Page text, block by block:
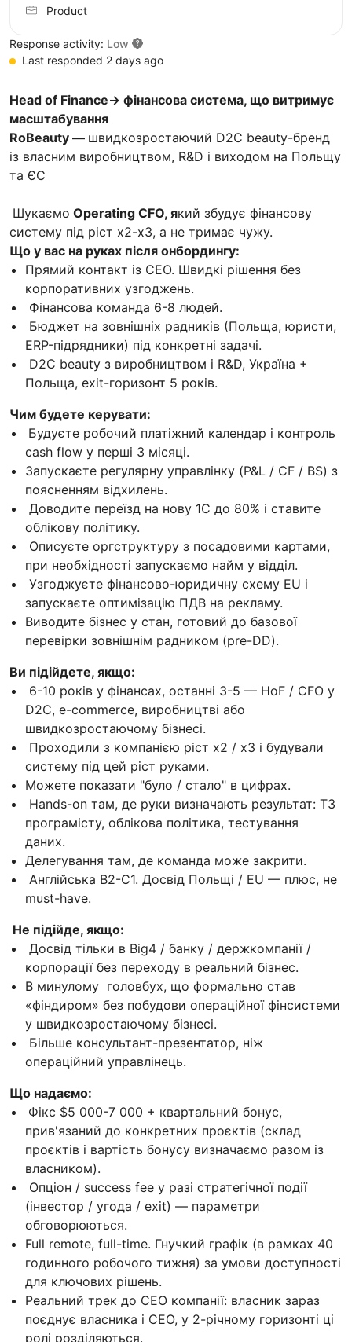
Head of Finance→ фінансова система, що витримує
масштабування
RoBeauty — швидкозростаючий D2C beauty-бренд
із власним виробництвом, R&D і виходом на Польщу
та ЄС
Шукаємо Operating CFO, який збудує фінансову
систему під ріст x2-x3, а не тримає чужу.
Що у вас на руках після онбордингу:
Прямий контакт із CEO. Швидкі рішення без
корпоративних узгоджень.
Фінансова команда 6-8 людей.
Бюджет на зовнішніх радників (Польща, юристи,
ERP-підрядники) під конкретні задачі.
D2C beauty з виробництвом і R&D, Україна +
Польща, exit-горизонт 5 років.
Чим будете керувати:
Будуєте робочий платіжний календар і контроль
cash flow у перші 3 місяці.
Запускаєте регулярну управлінку (P&L / CF / BS) з
поясненням відхилень.
Доводите переїзд на нову 1С до 80% і ставите
облікову політику.
Описуєте оргструктуру з посадовими картами,
при необхідності запускаємо найм у відділ.
Узгоджуєте фінансово-юридичну схему EU і
запускаєте оптимізацію ПДВ на рекламу.
Виводите бізнес у стан, готовий до базової
перевірки зовнішнім радником (pre-DD).
Ви підійдете, якщо:
6-10 років у фінансах, останні 3-5 — HoF / CFO у
D2C, e-commerce, виробництві або
швидкозростаючому бізнесі.
Проходили з компанією ріст x2 / x3 і будували
систему під цей ріст руками.
Можете показати "було / стало" в цифрах.
Hands-on там, де руки визначають результат: ТЗ
програмісту, облікова політика, тестування
даних.
Делегування там, де команда може закрити.
Англійська B2-C1. Досвід Польщі / EU — плюс, не
must-have.
Не підійде, якщо:
Досвід тільки в Big4 / банку / держкомпанії /
корпорації без переходу в реальний бізнес.
В минулому головбух, що формально став
«фіндиром» без побудови операційної фінсистеми
у швидкозростаючому бізнесі.
Більше консультант-презентатор, ніж
операційний управлінець.
Що надаємо:
Фікс $5 000-7 000 + квартальний бонус,
прив'язаний до конкретних проєктів (склад
проєктів і вартість бонусу визначаємо разом із
власником).
Опціон / success fee у разі стратегічної події
(інвестор / угода / exit) — параметри
обговорюються.
Full remote, full-time. Гнучкий графік (в рамках 40
годинного робочого тижня) за умови доступності
для ключових рішень.
Реальний трек до CEO компанії: власник зараз
поєднує власника і CEO, у 2-річному горизонті ці
ролі розділяються.
Product
Response activity: Low
Last responded 2 days ago